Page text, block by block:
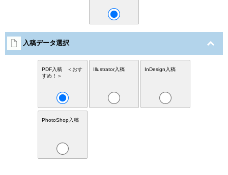
入稿データ選択
PDF入稿 ＜おす
すめ！＞
Illustrator入稿 InDesign入稿
PhotoShop入稿